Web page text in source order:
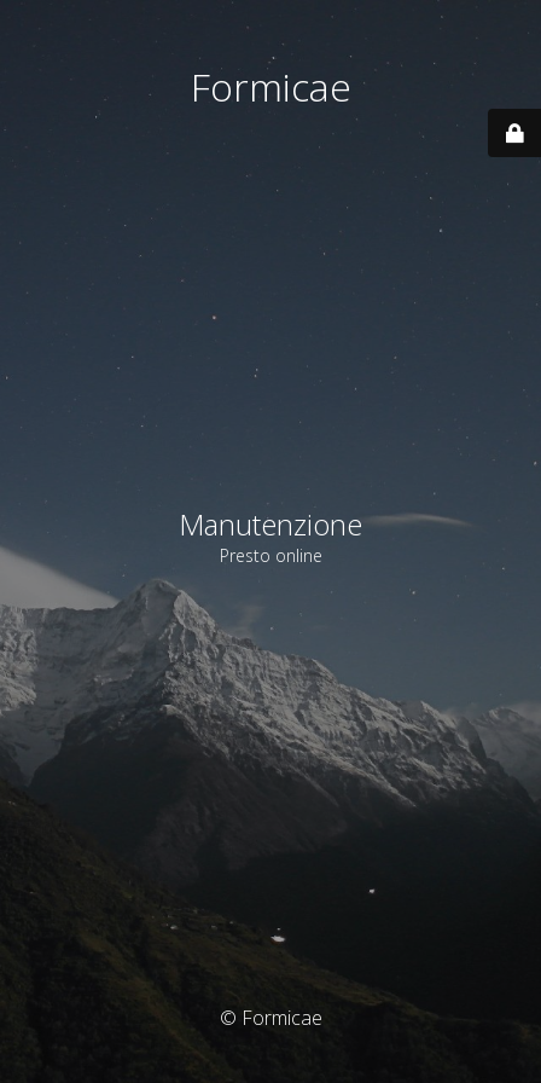
Formicae
Manutenzione
Presto online
© Formicae